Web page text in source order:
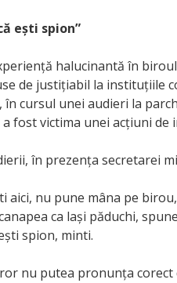
ești spion”
halucinantă în
de justițiabil la instituțiile
cursul unei audieri la
fost victima unei acțiuni de
în prezența secretarei
aici, nu pune mâna pe
ca lași păduchi,
spion, minti.
nu putea pronunța corect